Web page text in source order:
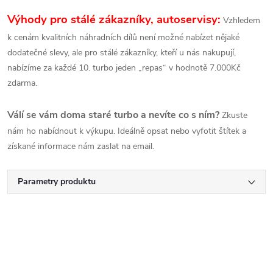
Výhody pro stálé zákazníky, autoservisy: Vzhledem
k cenám kvalitních náhradních dílů není možné nabízet nějaké
dodatečné slevy, ale pro stálé zákazníky, kteří u nás nakupují,
nabízíme za každé 10. turbo jeden „repas“ v hodnotě 7.000Kč
zdarma.
Válí se vám doma staré turbo a nevíte co s ním? Zkuste
nám ho nabídnout k výkupu. Ideálně opsat nebo vyfotit štítek a
získané informace nám zaslat na email.
Parametry produktu